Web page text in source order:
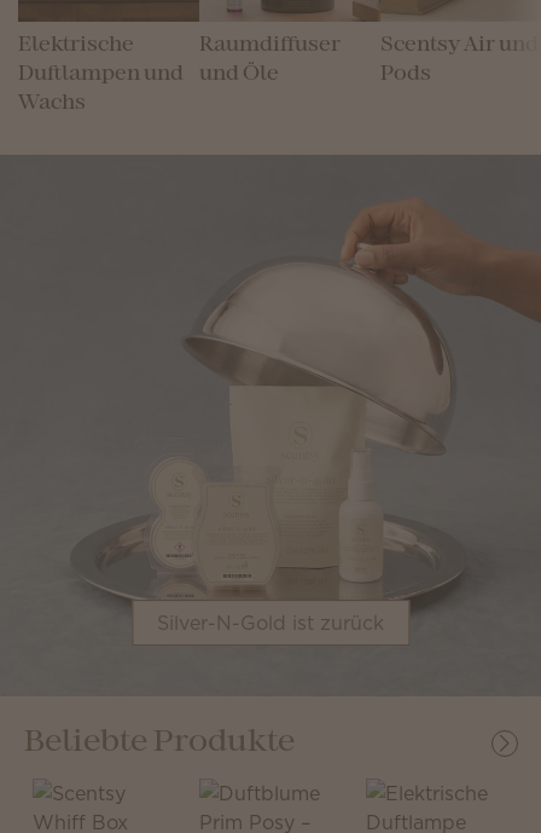
Elektrische
Duftlampen und
Wachs
Raumdiffuser
und Öle
Scentsy Air und
Pods
Silver-N-Gold ist zurück
Beliebte Produkte